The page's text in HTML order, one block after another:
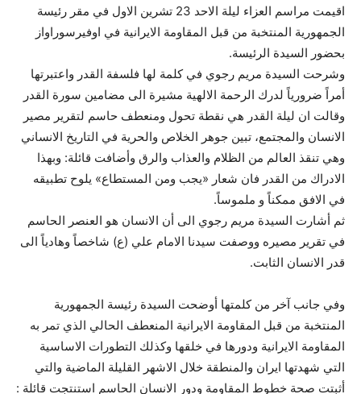
اقيمت مراسم العزاء ليلة الاحد 23 تشرين الاول في مقر رئيسة
الجمهورية المنتخبة من قبل المقاومة الايرانية في اوفيرسوراواز
بحضور السيدة الرئيسة.
وشرحت السيدة مريم رجوي في كلمة لها فلسفة القدر واعتبرتها
أمراً ضرورياً لدرك الرحمة الالهية مشيرة الى مضامين سورة القدر
وقالت ان ليلة القدر هي نقطة تحول ومنعطف حاسم لتقرير مصير
الانسان والمجتمع، تبين جوهر الخلاص والحرية في التاريخ الانساني
وهي تنقذ العالم من الظلام والعذاب والرق وأضافت قائلة: وبهذا
الادراك من القدر فان شعار «يجب ومن المستطاع» يلوح تطبيقه
في الافق ممكناً و ملموساً.
ثم أشارت السيدة مريم رجوي الى أن الانسان هو العنصر الحاسم
في تقرير مصيره ووصفت سيدنا الامام علي (ع) شاخصاً وهادياً الى
قدر الانسان الثابت.
وفي جانب آخر من كلمتها أوضحت السيدة رئيسة الجمهورية
المنتخبة من قبل المقاومة الايرانية المنعطف الحالي الذي تمر به
المقاومة الايرانية ودورها في خلقها وكذلك التطورات الاساسية
التي شهدتها ايران والمنطقة خلال الاشهر القليلة الماضية والتي
أثبتت صحة خطوط المقاومة ودور الانسان الحاسم استنتجت قائلة :